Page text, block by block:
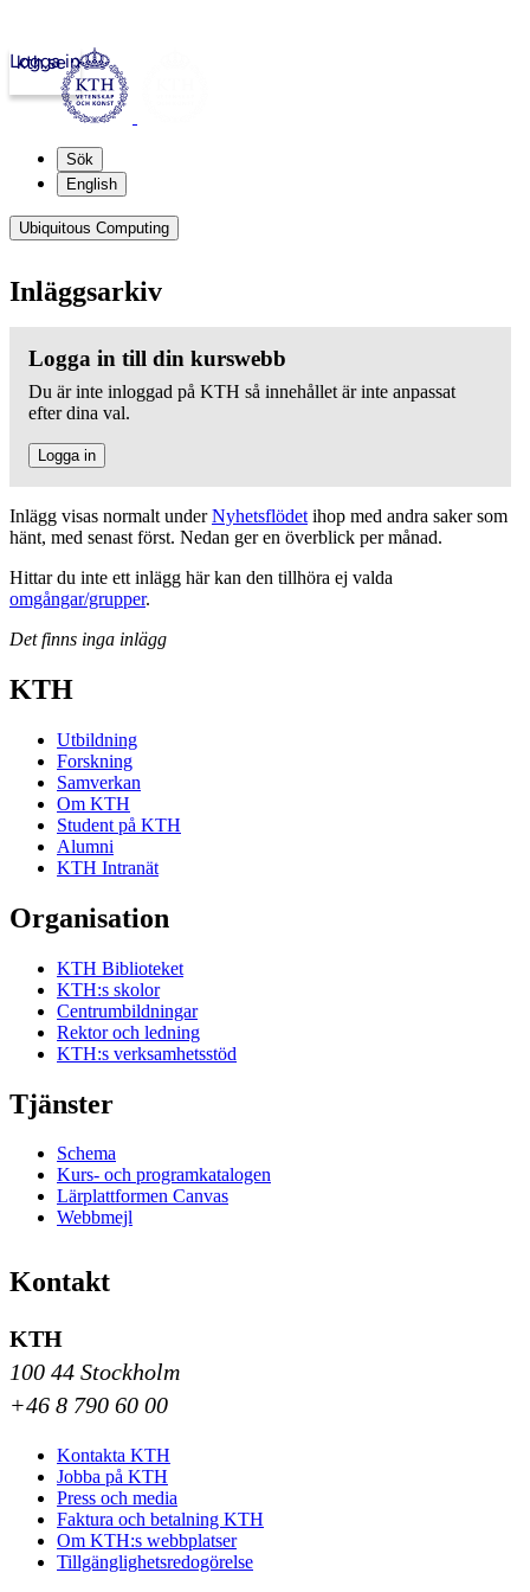
kth.se
Logga in
Sök
English
Ubiquitous Computing
Inläggsarkiv
Logga in till din kurswebb
Du är inte inloggad på KTH så innehållet är inte anpassat
efter dina val.
Logga in
Inlägg visas normalt underNyhetsflödet ihop med andra saker som
hänt, med senast först. Nedan ger en överblick per månad.
Hittar du inte ett inlägg här kan den tillhöra ej valda
omgångar/grupper.
Det finns inga inlägg
KTH
Utbildning
Forskning
Samverkan
Om KTH
Student på KTH
Alumni
KTH Intranät
Organisation
KTH Biblioteket
KTH:s skolor
Centrumbildningar
Rektor och ledning
KTH:s verksamhetsstöd
Tjänster
Schema
Kurs- och programkatalogen
Lärplattformen Canvas
Webbmejl
Kontakt
KTH
100 44 Stockholm
+46 8 790 60 00
Kontakta KTH
Jobba på KTH
Press och media
Faktura och betalning KTH
Om KTH:s webbplatser
Tillgänglighetsredogörelse